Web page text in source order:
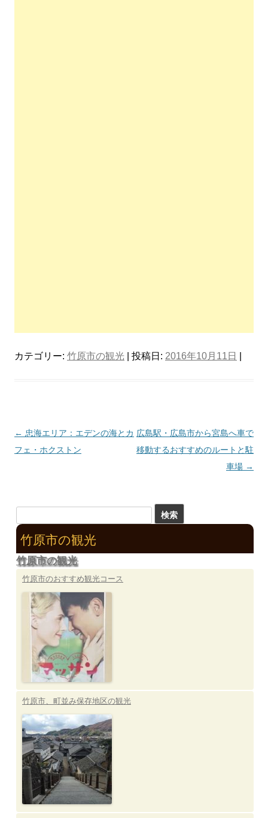
カテゴリー: 竹原市の観光 | 投稿日: 2016年10月11日
投
稿
ン
← 忠海エリア：エデンの海とカ
フェ・ホクストン
広島駅・広島市から宮島へ車で
移動するおすすめのルートと駐
車場 →
検
索
竹原市の観光
竹原市の観光
竹原市のおすすめ観光コース
竹原市、町並み保存地区の観光